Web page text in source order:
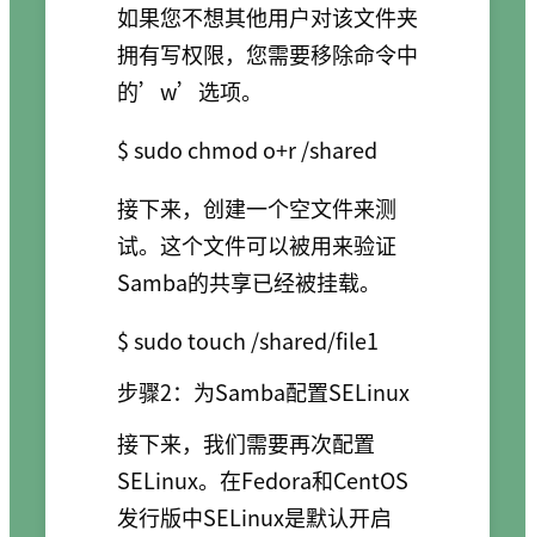
如果您不想其他用户对该文件夹
拥有写权限，您需要移除命令中
的’w’选项。
接下来，创建一个空文件来测
试。这个文件可以被用来验证
Samba的共享已经被挂载。
步骤2：为Samba配置SELinux
接下来，我们需要再次配置
SELinux。在Fedora和CentOS
发行版中SELinux是默认开启